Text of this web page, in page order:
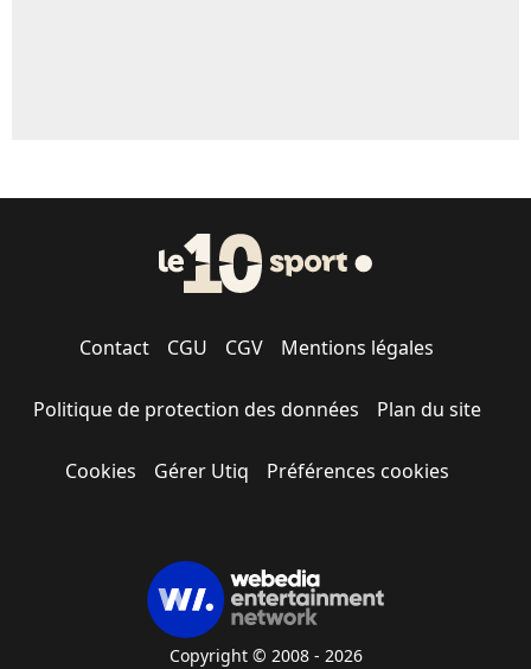
Contact CGU CGV Mentions légales
Politique de protection des données Plan du site
Cookies Gérer Utiq Préférences cookies
Copyright © 2008 - 2026